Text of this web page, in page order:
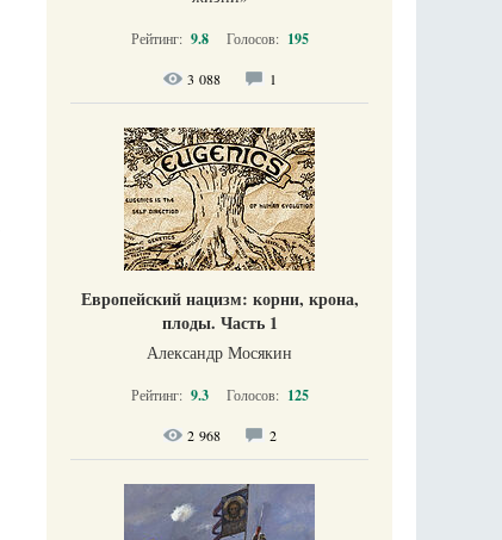
Рейтинг: 9.8 Голосов: 195
3 088 1
Европейский нацизм: корни, крона,
плоды. Часть 1
Александр Мосякин
Рейтинг: 9.3 Голосов: 125
2 968 2